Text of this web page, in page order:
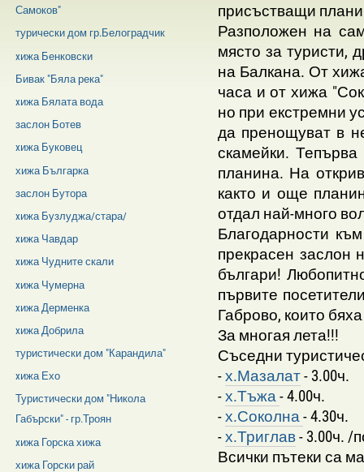
присъстващи
Разположен на
място за туристи,
на Балкана. От
часа и от хижа
но при екстремни
да пренощуват в
скамейки.
планина. На
както и още
отдал най-много
Благодарности
прекрасен заслон
българи!
първите
Габрово, които
За многая лета!!!
Съседни
-х.Мазалат- 3.00ч.
-х.Тъжа- 4.00ч.
-х.Соколна- 4.30ч.
-х.Триглав- 3.00ч. /
Всички пътеки са
Самоков"
турически дом гр.Белоградчик
xижа Бенковски
Бивак "Бяла река"
xижа Бялата вода
заслон Ботев
xижа Буковец
хижа Българка
заслон Бутора
xижа Бузлуджа/стара/
xижа Чавдар
xижа Чудните скали
xижа Чумерна
xижа Дерменка
xижа Добрила
туристически дом "Карандила"
xижа Ехо
Туристически дом "Никола
Габърски" - гр.Троян
xижа Горска хижа
хижа Горски рай